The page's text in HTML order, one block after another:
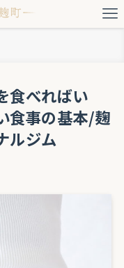
食べればい
食事の基本/麹
ルジム